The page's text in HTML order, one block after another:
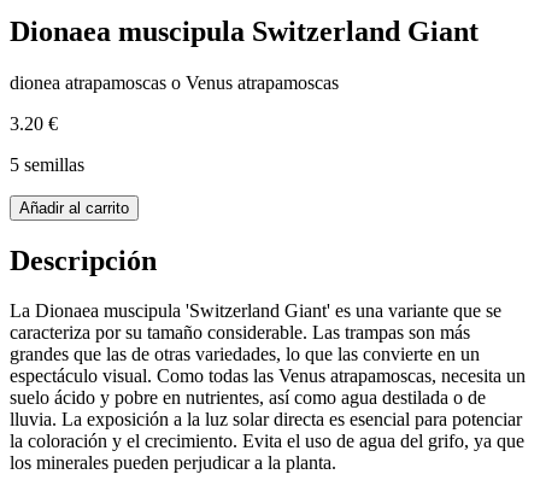
Dionaea muscipula Switzerland Giant
dionea atrapamoscas o Venus atrapamoscas
3.20 €
5 semillas
Añadir al carrito
Descripción
La Dionaea muscipula 'Switzerland Giant' es una variante que se
caracteriza por su tamaño considerable. Las trampas son más
grandes que las de otras variedades, lo que las convierte en un
espectáculo visual. Como todas las Venus atrapamoscas, necesita un
suelo ácido y pobre en nutrientes, así como agua destilada o de
lluvia. La exposición a la luz solar directa es esencial para potenciar
la coloración y el crecimiento. Evita el uso de agua del grifo, ya que
los minerales pueden perjudicar a la planta.